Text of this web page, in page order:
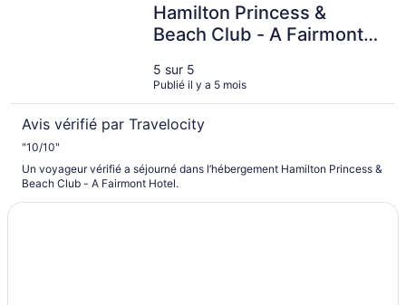
Hamilton Princess &
Beach Club - A Fairmont
5 sur 5
Publié il y a 5 mois
Avis vérifié par Travelocity
"10/10"
Un voyageur vérifié a séjourné dans l’hébergement Hamilton Princess &
Beach Club - A Fairmont Hotel.